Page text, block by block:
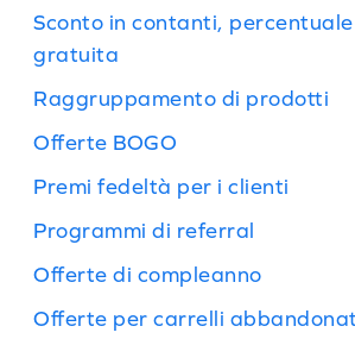
Sconto in contanti,
gratuita
Raggruppamento di prodotti
Offerte BOGO
Premi fedeltà per i clienti
Programmi di referral
Offerte di compleanno
Offerte per carrelli